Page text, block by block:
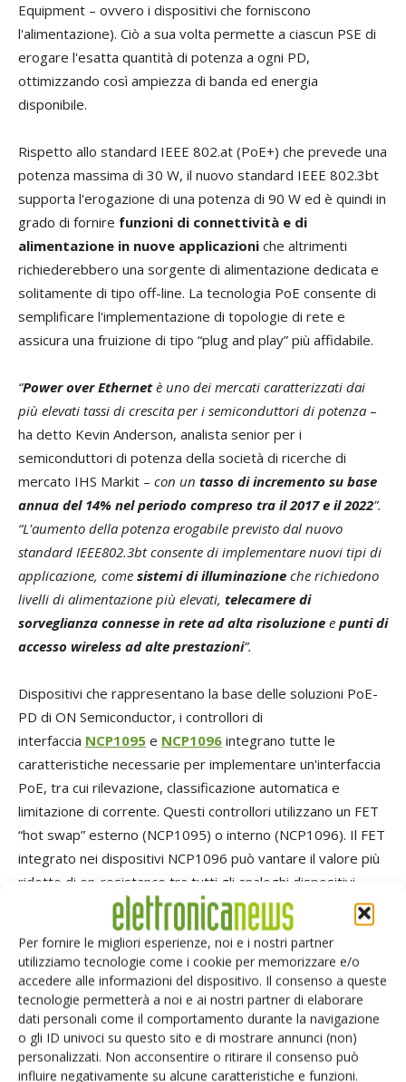
Per fornire le migliori esperienze, noi e i nostri partner
utilizziamo tecnologie come i cookie per memorizzare e/o
accedere alle informazioni del dispositivo. Il consenso a queste
tecnologie permetterà a noi e ai nostri partner di elaborare
dati personali come il comportamento durante la navigazione
o gli ID univoci su questo sito e di mostrare annunci (non)
personalizzati. Non acconsentire o ritirare il consenso può
influire negativamente su alcune caratteristiche e funzioni.
Equipment – ovvero i dispositivi che forniscono
l'alimentazione). Ciò a sua volta permette a ciascun PSE di
erogare l'esatta quantità di potenza a ogni PD,
ottimizzando così ampiezza di banda ed energia
disponibile.
Rispetto allo standard IEEE 802.at (PoE+) che prevede una
potenza massima di 30 W, il nuovo standard IEEE 802.3bt
supporta l'erogazione di una potenza di 90 W ed è quindi in
grado di fornire funzioni di connettività e di
alimentazione in nuove applicazioni che altrimenti
richiederebbero una sorgente di alimentazione dedicata e
solitamente di tipo off-line. La tecnologia PoE consente di
semplificare l'implementazione di topologie di rete e
assicura una fruizione di tipo “plug and play” più affidabile.
“Power over Ethernetè uno dei mercati caratterizzati dai
più elevati tassi di crescita per i semiconduttori di potenza –
ha detto Kevin Anderson, analista senior per i
semiconduttori di potenza della società di ricerche di
mercato IHS Markit – con un tasso di incremento su base
annua del 14% nel periodo compreso tra il 2017 e il 2022”.
“L'aumento della potenza erogabile previsto dal nuovo
standard IEEE802.3bt consente di implementare nuovi tipi di
applicazione, come sistemi di illuminazione che richiedono
livelli di alimentazione più elevati, telecamere di
sorveglianza connesse in rete ad alta risoluzione e punti di
accesso wireless ad alte prestazioni”.
Dispositivi che rappresentano la base delle soluzioni PoE-
PD di ON Semiconductor, i controllori di
interfaccia NCP1095 e NCP1096 integrano tutte le
caratteristiche necessarie per implementare un'interfaccia
PoE, tra cui rilevazione, classificazione automatica e
limitazione di corrente. Questi controllori utilizzano un FET
“hot swap” esterno (NCP1095) o interno (NCP1096). Il FET
integrato nei dispositivi NCP1096 può vantare il valore più
ridotto di on-resistance tra tutti gli analoghi dispositivi
utilizzati per controllori PoE Type 3 o Type 4. A
completamento di questi controllori ON Semiconductor
propone il controllore DC-DC NCP1566, il MOSFET
singolo FDMC8622e i MOSFET quadrupli GreenBridge
FDMQ8203eFDMQ8205, sviluppati con l'obiettivo di
fornire una soluzione più efficiente rispetto al tradizionale
ponte di diodi nelle applicazioni PoE. Grazie a tutti questi
dispositivi è possibile realizzare interfacce PoE